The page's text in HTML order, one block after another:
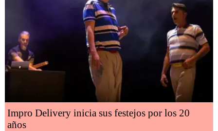
Impro Delivery inicia sus festejos por los 20
años